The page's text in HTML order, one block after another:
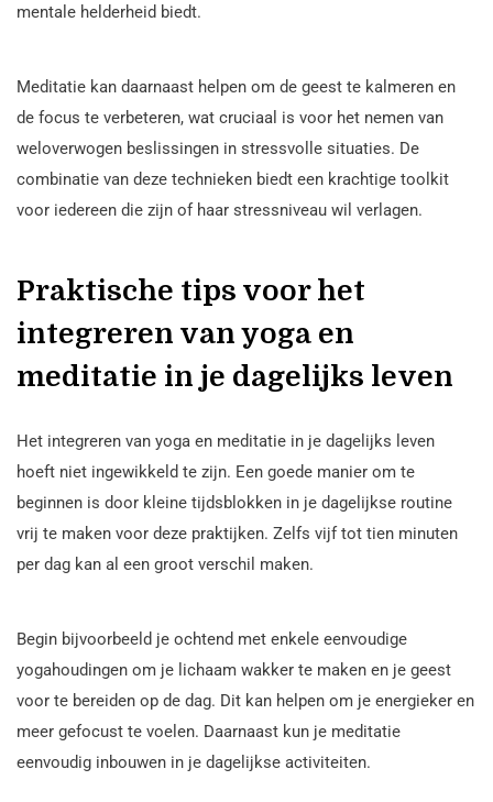
mentale helderheid biedt.
Meditatie kan daarnaast helpen om de geest te kalmeren en
de focus te verbeteren, wat cruciaal is voor het nemen van
weloverwogen beslissingen in stressvolle situaties. De
combinatie van deze technieken biedt een krachtige toolkit
voor iedereen die zijn of haar stressniveau wil verlagen.
Praktische tips voor het
integreren van yoga en
meditatie in je dagelijks leven
Het integreren van yoga en meditatie in je dagelijks leven
hoeft niet ingewikkeld te zijn. Een goede manier om te
beginnen is door kleine tijdsblokken in je dagelijkse routine
vrij te maken voor deze praktijken. Zelfs vijf tot tien minuten
per dag kan al een groot verschil maken.
Begin bijvoorbeeld je ochtend met enkele eenvoudige
yogahoudingen om je lichaam wakker te maken en je geest
voor te bereiden op de dag. Dit kan helpen om je energieker en
meer gefocust te voelen. Daarnaast kun je meditatie
eenvoudig inbouwen in je dagelijkse activiteiten.